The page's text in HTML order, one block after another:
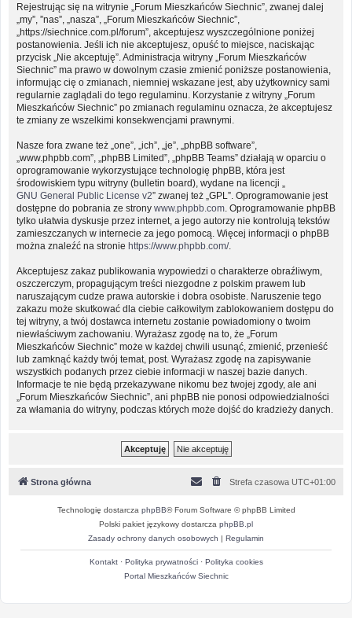
Rejestrując się na witrynie „Forum Mieszkańców Siechnic”, zwanej dalej
„my”, ”nas”, „nasza”, „Forum Mieszkańców Siechnic”,
„https://siechnice.com.pl/forum”, akceptujesz wyszczególnione poniżej
postanowienia. Jeśli ich nie akceptujesz, opuść to miejsce, naciskając
przycisk „Nie akceptuję”. Administracja witryny „Forum Mieszkańców
Siechnic” ma prawo w dowolnym czasie zmienić poniższe postanowienia,
informując cię o zmianach, niemniej wskazane jest, aby użytkownicy sami
regularnie zaglądali do tego regulaminu. Korzystanie z witryny „Forum
Mieszkańców Siechnic” po zmianach regulaminu oznacza, że akceptujesz
te zmiany ze wszelkimi konsekwencjami prawnymi.
Nasze fora zwane też „one”, „ich”, „je”, „phpBB software”,
„www.phpbb.com”, „phpBB Limited”, „phpBB Teams” działają w oparciu o
oprogramowanie wykorzystujące technologię phpBB, która jest
środowiskiem typu witryny (bulletin board), wydane na licencji „
GNU General Public License v2” zwanej też „GPL”. Oprogramowanie jest
dostępne do pobrania ze strony www.phpbb.com . Oprogramowanie phpBB
tylko ułatwia dyskusje przez internet, a jego autorzy nie kontrolują tekstów
zamieszczanych w internecie za jego pomocą. Więcej informacji o phpBB
można znaleźć na stronie https://www.phpbb.com/.
Akceptujesz zakaz publikowania wypowiedzi o charakterze obraźliwym,
oszczerczym, propagującym treści niezgodne z polskim prawem lub
naruszającym cudze prawa autorskie i dobra osobiste. Naruszenie tego
zakazu może skutkować dla ciebie całkowitym zablokowaniem dostępu do
tej witryny, a twój dostawca internetu zostanie powiadomiony o twoim
niewłaściwym zachowaniu. Wyrażasz zgodę na to, że „Forum
Mieszkańców Siechnic” może w każdej chwili usunąć, zmienić, przenieść
lub zamknąć każdy twój temat, post. Wyrażasz zgodę na zapisywanie
wszystkich podanych przez ciebie informacji w naszej bazie danych.
Informacje te nie będą przekazywane nikomu bez twojej zgody, ale ani
„Forum Mieszkańców Siechnic”, ani phpBB nie ponosi odpowiedzialności
za włamania do witryny, podczas których może dojść do kradzieży danych.
Strona główna Strefa czasowa UTC+01:00
Technologię dostarcza phpBB® Forum Software © phpBB Limited
Polski pakiet językowy dostarcza phpBB.pl
Zasady ochrony danych osobowych | Regulamin
Kontakt· Polityka prywatności· Polityka cookies
Portal Mieszkańców Siechnic